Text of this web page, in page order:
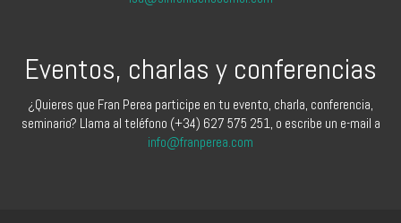
Eventos, charlas y conferencias
¿Quieres que Fran Perea participe en tu evento, charla, conferencia,
seminario? Llama al teléfono (+34) 627 575 251, o escribe un e-mail a
info@franperea.com